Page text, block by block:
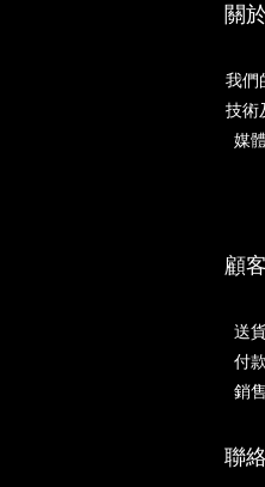
關
我們
技術
媒
顧
送
付
銷
聯